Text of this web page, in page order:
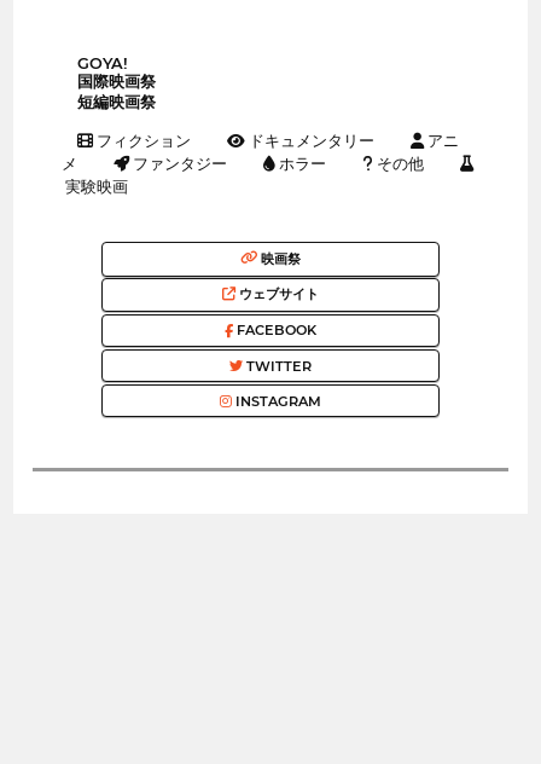
GOYA!
国際映画祭
短編映画祭
フィクション ドキュメンタリー
アニ
メ
ファンタジー ホラー
その他
実験映画
映画祭
ウェブサイト
FACEBOOK
TWITTER
INSTAGRAM